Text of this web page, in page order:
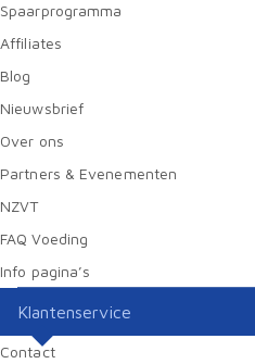
Spaarprogramma
Affiliates
Blog
Nieuwsbrief
Over ons
Partners & Evenementen
NZVT
FAQ Voeding
Info pagina’s
Klantenservice
Contact